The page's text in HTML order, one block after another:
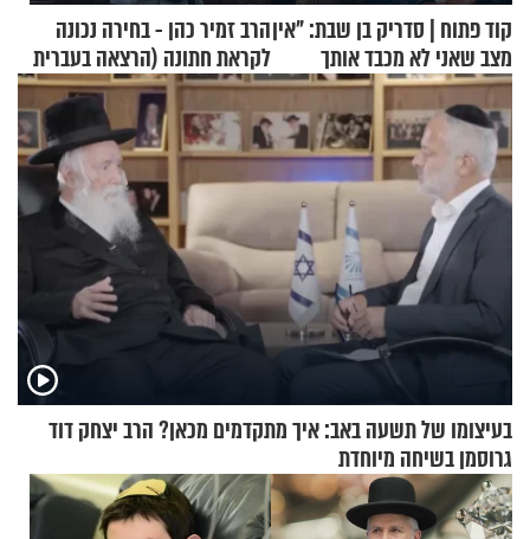
קוד פתוח | סדריק בן שבת: "אין
מצב שאני לא מכבד אותך
בבוקר בהנחת תפילין"
הרב זמיר כהן - בחירה נכונה
לקראת חתונה (הרצאה בעברית
+ צרפתית)
בעיצומו של תשעה באב: איך מתקדמים מכאן? הרב יצחק דוד
גרוסמן בשיחה מיוחדת